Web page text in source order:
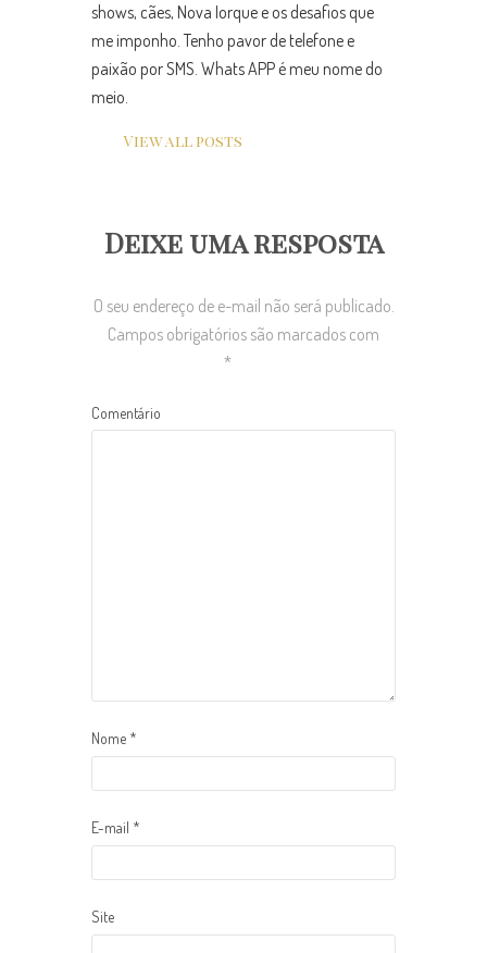
shows, cães, Nova Iorque e os desafios que
me imponho. Tenho pavor de telefone e
paixão por SMS. Whats APP é meu nome do
meio.
View all posts
Deixe uma resposta
O seu endereço de e-mail não será publicado.
Campos obrigatórios são marcados com
*
Comentário
Nome *
E-mail *
Site